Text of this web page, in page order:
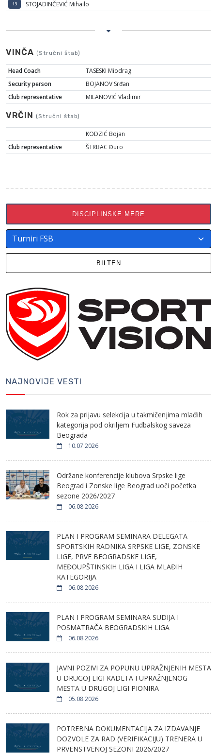
13 STOJADINČEVIĆ Mihailo
VINČA (Stručni štab)
Head Coach
TASESKI Miodrag
Security person
BOJANOV Srđan
Club representative
MILANOVIĆ Vladimir
VRČIN (Stručni štab)
KODZIĆ Bojan
Club representative
ŠTRBAC Đuro
DISCIPLINSKE MERE
BILTEN
NAJNOVIJE VESTI
Rok za prijavu selekcija u takmičenjima mlađih
kategorija pod okriljem Fudbalskog saveza
Beograda
10.07.2026
Održane konferencije klubova Srpske lige
Beograd i Zonske lige Beograd uoči početka
sezone 2026/2027
06.08.2026
PLAN I PROGRAM SEMINARA DELEGATA
SPORTSKIH RADNIKA SRPSKE LIGE, ZONSKE
LIGE, PRVE BEOGRADSKE LIGE,
MEĐOUPŠTINSKIH LIGA I LIGA MLAĐIH
KATEGORIJA
06.08.2026
PLAN I PROGRAM SEMINARA SUDIJA I
POSMATRAČA BEOGRADSKIH LIGA
06.08.2026
JAVNI POZIVI ZA POPUNU UPRAŽNJENIH MESTA
U DRUGOJ LIGI KADETA I UPRAŽNJENOG
MESTA U DRUGOJ LIGI PIONIRA
05.08.2026
POTREBNA DOKUMENTACIJA ZA IZDAVANJE
DOZVOLE ZA RAD (VERIFIKACIJU) TRENERA U
PRVENSTVENOJ SEZONI 2026/2027